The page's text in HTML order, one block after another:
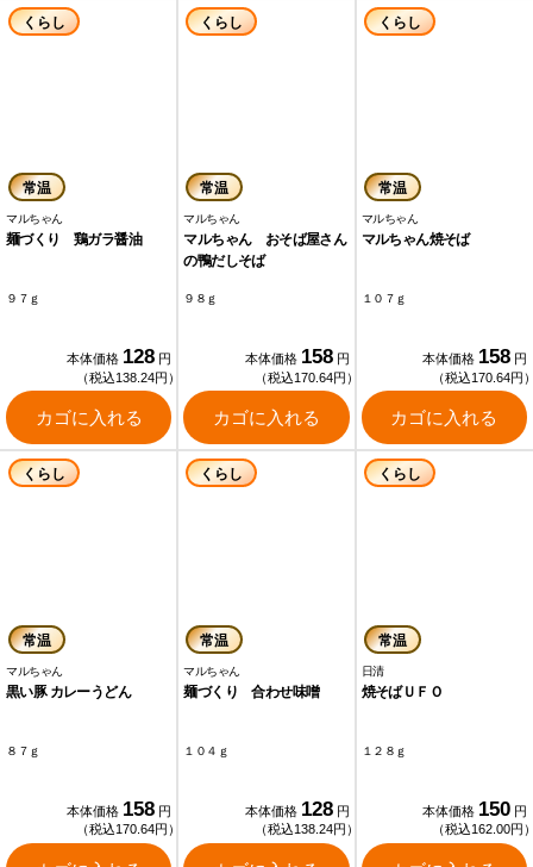
くらし
常温
マルちゃん
麺づくり 鶏ガラ醤油
９７ｇ
本体価格 128 円
（税込138.24円）
カゴに入れる
くらし
常温
マルちゃん
マルちゃん おそば屋さん
の鴨だしそば
９８ｇ
本体価格 158 円
（税込170.64円）
カゴに入れる
くらし
常温
マルちゃん
マルちゃん焼そば
１０７ｇ
本体価格 158 円
（税込170.64円
カゴに入れる
くらし
常温
マルちゃん
黒い豚 カレーうどん
８７ｇ
本体価格 158 円
（税込170.64円）
くらし
常温
マルちゃん
麺づくり 合わせ味噌
１０４ｇ
本体価格 128 円
（税込138.24円）
くらし
常温
日清
焼そばＵＦＯ
１２８ｇ
本体価格 150 円
（税込162.00円